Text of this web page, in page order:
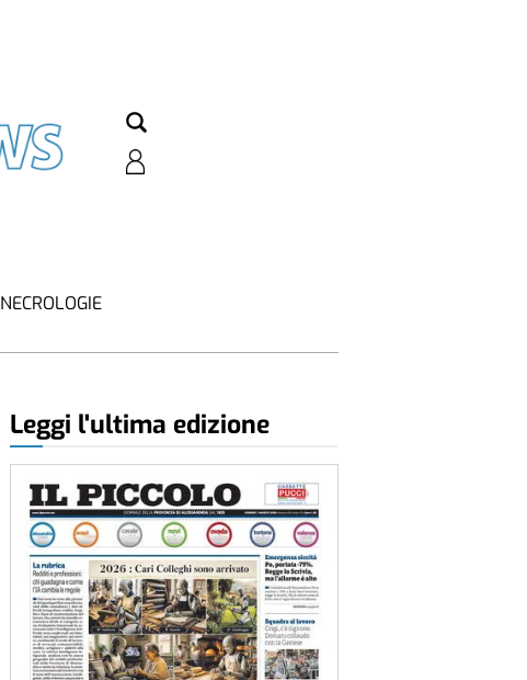
NECROLOGIE
Leggi l'ultima edizione